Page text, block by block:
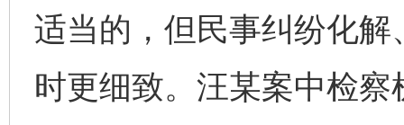
适当的，但民事纠纷化
时更细致。汪某案中检